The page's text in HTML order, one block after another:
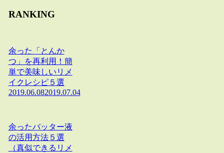
RANKING
余った「とんか
つ」を再利用！簡
単で美味しいリメ
イクレシピ５選
2019.06.082019.07.04
余ったバッター液
の活用方法５選
（真似できるリメ